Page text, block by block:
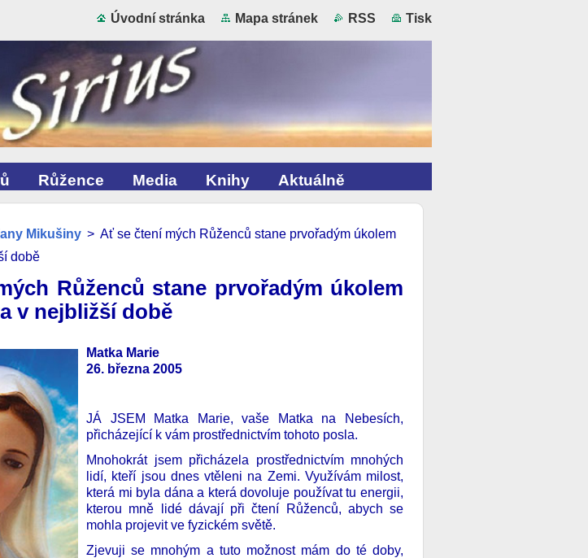
Úvodní stránka Mapa stránek RSS Tisk
Růžence Media Knihy Aktuálně
Mikušiny > Ať se čtení mých Růženců stane prvořadým úkolem
době
Růženců stane prvořadým úkolem
v nejbližší době
Matka Marie
26. března 2005
JÁ JSEM Matka Marie, vaše Matka na Nebesích,
přicházející k vám prostřednictvím tohoto posla.
Mnohokrát jsem přicházela prostřednictvím mnohých
lidí, kteří jsou dnes vtěleni na Zemi. Využívám milost,
která mi byla dána a která dovoluje používat tu energii,
kterou mně lidé dávají při čtení Růženců, abych se
mohla projevit ve fyzickém světě.
Zjevuji se mnohým a tuto možnost mám do té doby,